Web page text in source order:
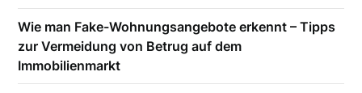
Wie man Fake-Wohnungsangebote erkennt – Tipps
zur Vermeidung von Betrug auf dem
Immobilienmarkt